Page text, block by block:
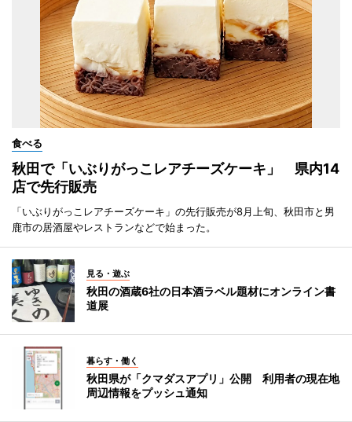
食べる
秋田で「いぶりがっこレアチーズケーキ」 県内14
店で先行販売
「いぶりがっこレアチーズケーキ」の先行販売が8月上旬、秋田市と男
鹿市の居酒屋やレストランなどで始まった。
見る・遊ぶ
秋田の酒蔵6社の日本酒ラベル題材にオンライン書
道展
暮らす・働く
秋田県が「クマダスアプリ」公開 利用者の現在地
周辺情報をプッシュ通知